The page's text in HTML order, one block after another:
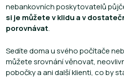
nebankovních poskytovatelů
si je můžete v klidu a v
porovnávat.
Sedíte doma u svého počítače
můžete srovnání věnovat,
pobočky a ani další klienti, co by